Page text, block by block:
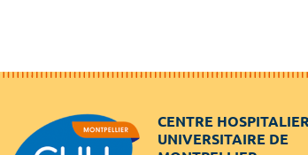
CENTRE HOSPITALIER
UNIVERSITAIRE DE